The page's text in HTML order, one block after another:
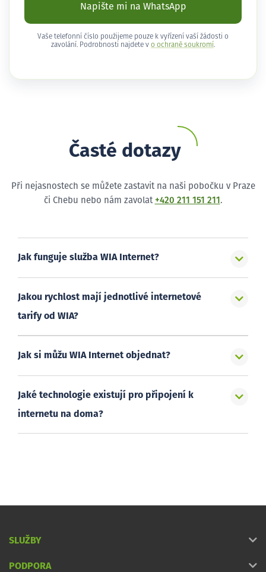
Napište mi na WhatsApp
Vaše telefonní číslo použijeme pouze k vyřízení vaší žádosti o
zavolání. Podrobnosti najdete v o ochraně soukromí .
Časté dotazy
Při nejasnostech se můžete zastavit na naši pobočku v Praze
či Chebu nebo nám zavolat +420 211 151 211 .
Jak funguje služba WIA Internet?
Jakou rychlost mají jednotlivé internetové
tarify od WIA?
Jak si můžu WIA Internet objednat?
Jaké technologie existují pro připojení k
internetu na doma?
SLUŽBY
PODPORA